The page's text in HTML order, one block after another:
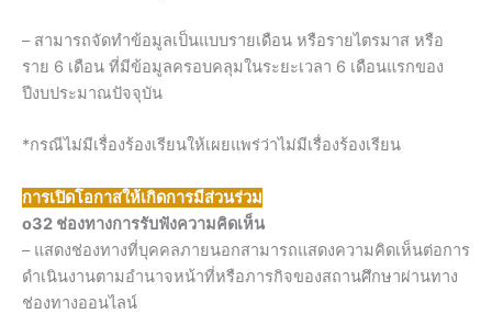
– สามารถจัดทำข้อมูลเป็นแบบรายเดือน หรือรายไตรมาส หรือ
ราย 6 เดือน ที่มีข้อมูลครอบคลุมในระยะเวลา 6 เดือนแรกของ
ปีงบประมาณปัจจุบัน
*กรณีไม่มีเรื่องร้องเรียนให้เผยแพร่ว่าไม่มีเรื่องร้องเรียน
การเปิดโอกาสให้เกิดการมีส่วนร่วม
o32 ช่องทางการรับฟังความคิดเห็น
– แสดงช่องทางที่บุคคลภายนอกสามารถแสดงความคิดเห็นต่อการ
ดำเนินงานตามอำนาจหน้าที่หรือภารกิจของสถานศึกษาผ่านทาง
ช่องทางออนไลน์